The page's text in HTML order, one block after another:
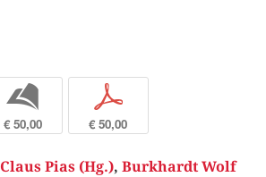
b
€ 50,00
p
€ 50,00
Claus Pias (Hg.), Burkhardt Wolf